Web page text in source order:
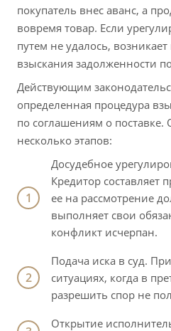
покупатель внес аванс, а
вовремя товар. Если
путем не удалось,
взыскания задолженности
Действующим
определенная процедура
по соглашениям о поставке.
несколько этапов:
Досудебное
Кредитор составляет
ее на рассмотрение
выполняет свои
конфликт исчерпан.
Подача иска в суд.
ситуациях, когда в
разрешить спор не
Открытие